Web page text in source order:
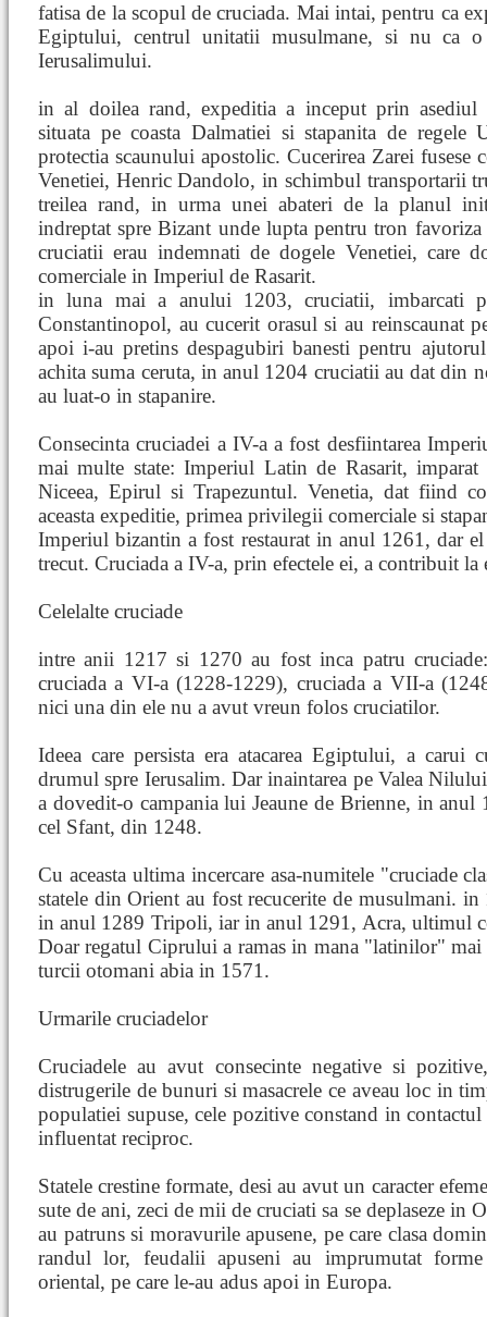
fatisa de la scopul de cruciada. Mai intai, pentru ca
Egiptului, centrul unitatii musulmane, si nu ca
Ierusalimului.
in al doilea rand, expeditia a inceput prin asediul
situata pe coasta Dalmatiei si stapanita de regele
protectia scaunului apostolic. Cucerirea Zarei fusese
Venetiei, Henric Dandolo, in schimbul transportarii
treilea rand, in urma unei abateri de la planul
indreptat spre Bizant unde lupta pentru tron favoriza
cruciatii erau indemnati de dogele Venetiei, care
comerciale in Imperiul de Rasarit.
in luna mai a anului 1203, cruciatii, imbarcati
Constantinopol, au cucerit orasul si au reinscaunat
apoi i-au pretins despagubiri banesti pentru
achita suma ceruta, in anul 1204 cruciatii au dat din
au luat-o in stapanire.
Consecinta cruciadei a IV-a a fost desfiintarea
mai multe state: Imperiul Latin de Rasarit,
Niceea, Epirul si Trapezuntul. Venetia, dat fiind
aceasta expeditie, primea privilegii comerciale si
Imperiul bizantin a fost restaurat in anul 1261, dar
trecut. Cruciada a IV-a, prin efectele ei, a contribuit la
Celelalte cruciade
intre anii 1217 si 1270 au fost inca patru
cruciada a VI-a (1228-1229), cruciada a VII-a
nici una din ele nu a avut vreun folos cruciatilor.
Ideea care persista era atacarea Egiptului, a carui
drumul spre Ierusalim. Dar inaintarea pe Valea
a dovedit-o campania lui Jeaune de Brienne, in
cel Sfant, din 1248.
Cu aceasta ultima incercare asa-numitele "cruciade
statele din Orient au fost recucerite de musulmani.
in anul 1289 Tripoli, iar in anul 1291, Acra, ultimul
Doar regatul Ciprului a ramas in mana "latinilor"
turcii otomani abia in 1571.
Urmarile cruciadelor
Cruciadele au avut consecinte negative si
distrugerile de bunuri si masacrele ce aveau loc in
populatiei supuse, cele pozitive constand in
influentat reciproc.
Statele crestine formate, desi au avut un caracter
sute de ani, zeci de mii de cruciati sa se deplaseze in
au patruns si moravurile apusene, pe care clasa
randul lor, feudalii apuseni au imprumutat
oriental, pe care le-au adus apoi in Europa.